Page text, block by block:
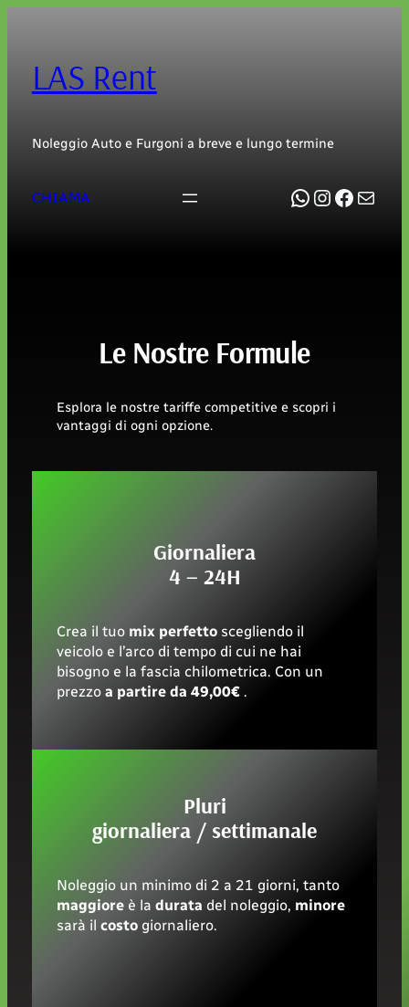
LAS Rent
Noleggio Auto e Furgoni a breve e lungo termine
CHIAMA WhatsApp
https://
Le Nostre Formule
Esplora le nostre tariffe competitive e scopri i
vantaggi di ogni opzione.
Giornaliera
4 – 24H
Crea il tuo mix perfettoscegliendo il
veicolo e l’arco di tempo di cui ne hai
bisogno e la fascia chilometrica. Con un
prezzo a partire da 49,00€.
Pluri
giornaliera / settimanale
Noleggio un minimo di 2 a 21 giorni, tanto
maggiore è la durata del noleggio, minore
sarà il costo giornaliero.